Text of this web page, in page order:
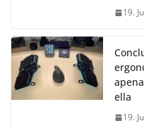
19.
ella
19.